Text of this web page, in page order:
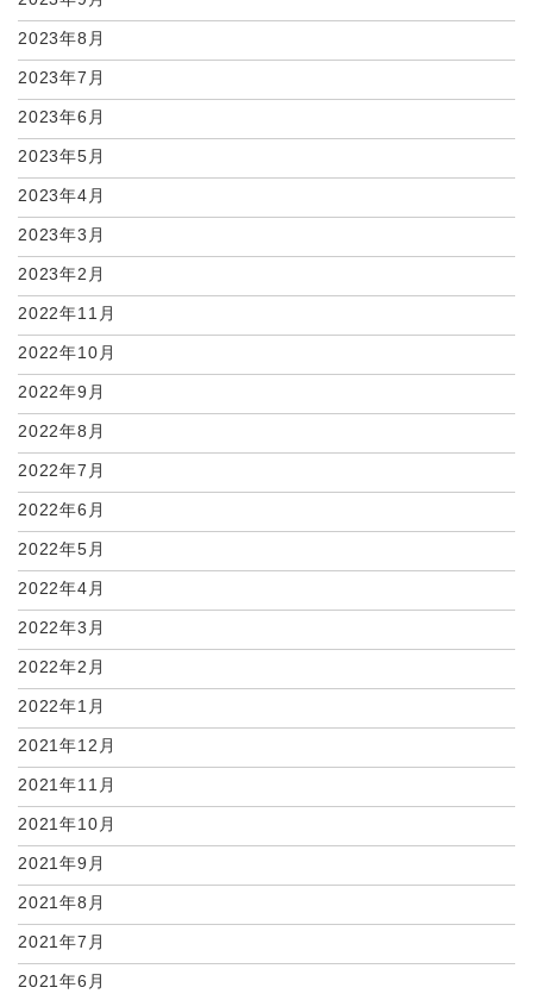
2023年8月
2023年7月
2023年6月
2023年5月
2023年4月
2023年3月
2023年2月
2022年11月
2022年10月
2022年9月
2022年8月
2022年7月
2022年6月
2022年5月
2022年4月
2022年3月
2022年2月
2022年1月
2021年12月
2021年11月
2021年10月
2021年9月
2021年8月
2021年7月
2021年6月